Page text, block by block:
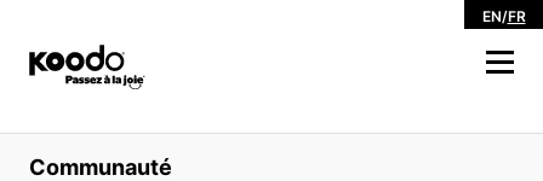
EN/FR
Magasiner
Communauté